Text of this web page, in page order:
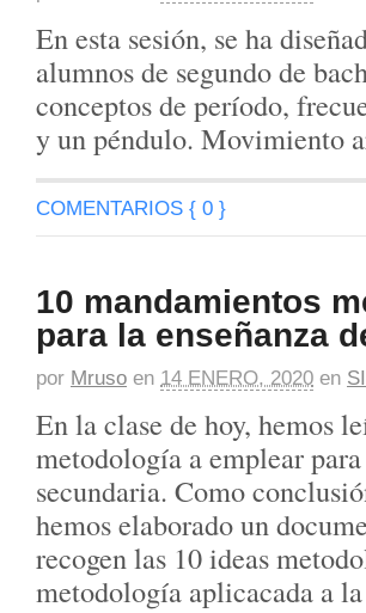
En esta sesión, se ha
alumnos de segundo de
conceptos de período,
y un péndulo. Movimiento
COMENTARIOS { 0 }
10 mandamientos
para la enseñanza
por Mruso en 14 ENERO, 2020 en
En la clase de hoy, hemos
metodología a emplear
secundaria. Como
hemos elaborado un
recogen las 10 ideas
metodología aplicacada a